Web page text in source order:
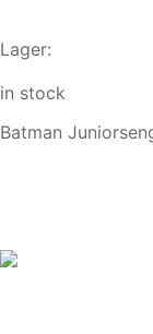
Lager:
in stock
Batman